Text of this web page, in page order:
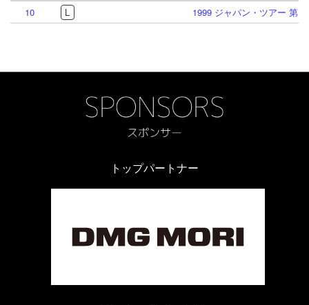
10
L 1999 ジャパン・ツアー 第1
トップパートナー